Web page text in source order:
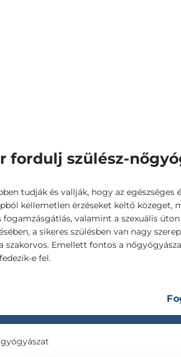
fordulj szülész-
tudják és vallják, hogy az
kellemetlen érzéseket keltő közeget,
valamint a szexuális
a sikeres szülésben van nagy
szakorvos. Emellett fontos a
e fel.